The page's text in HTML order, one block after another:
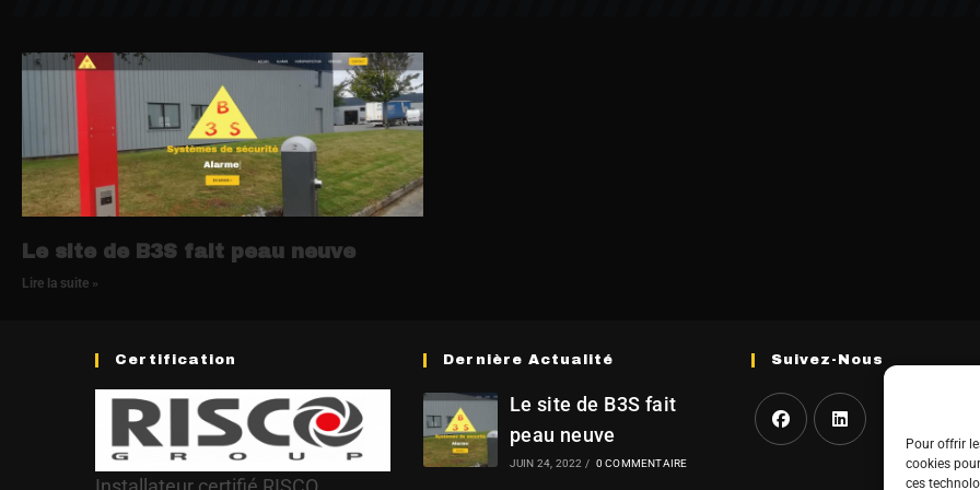
Pour offrir
cookies
ces
Le site de B3S fait peau neuve
Lire la suite »
Certification Dernière Actualité
Le site de B3S fait
peau neuve
JUIN 24, 2022 / 0 COMMENTAIRE
Suivez-Nous